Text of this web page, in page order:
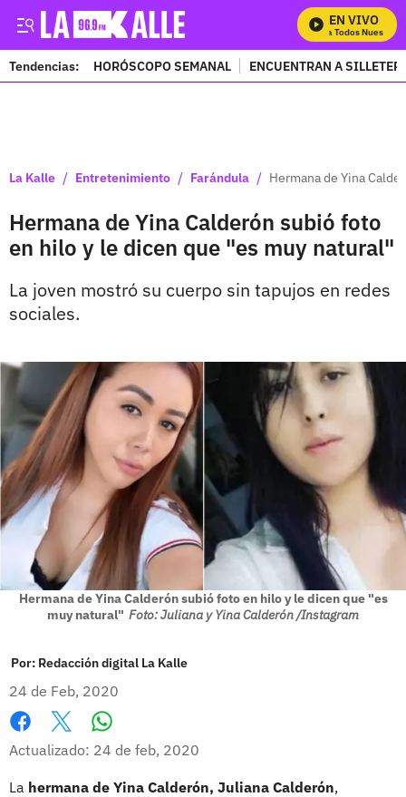
EN VIVO
Mira Todos Nuestros
Tendencias: HORÓSCOPO SEMANAL ENCUENTRAN A
La Kalle / Entretenimiento / Farándula / Hermana de Yina
Hermana de Yina Calderón subió foto
en hilo y le dicen que "es muy natural"
La joven mostró su cuerpo sin tapujos en redes
sociales.
Hermana de Yina Calderón subió foto en hilo y le dicen que "es
muy natural" Foto: Juliana y Yina Calderón /Instagram
Por: Redacción digital La Kalle
24 de Feb, 2020
Facebook
X
Actualizado: 24 de feb, 2020
La hermana de Yina Calderón, Juliana Calderón,